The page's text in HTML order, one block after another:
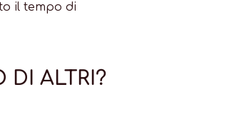
il tempo di
DI ALTRI?